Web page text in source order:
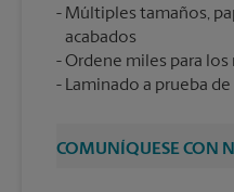
Múltiples tamaños,
acabados
Ordene miles para
Laminado a prueba
COMUNÍQUESE CON